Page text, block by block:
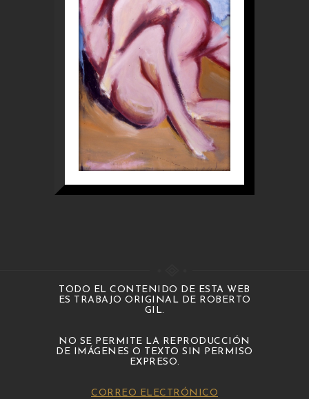
TODO EL CONTENIDO DE ESTA WEB
ES TRABAJO ORIGINAL DE ROBERTO
GIL.
NO SE PERMITE LA REPRODUCCIÓN
DE IMÁGENES O TEXTO SIN PERMISO
EXPRESO.
CORREO ELECTRÓNICO